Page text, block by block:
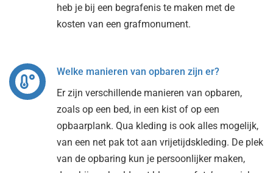
heb je bij een begrafenis te maken met de
kosten van een grafmonument.
Welke manieren van opbaren zijn er?
Er zijn verschillende manieren van opbaren,
zoals op een bed, in een kist of op een
opbaarplank. Qua kleding is ook alles mogelijk,
van een net pak tot aan vrijetijdskleding. De plek
van de opbaring kun je persoonlijker maken,